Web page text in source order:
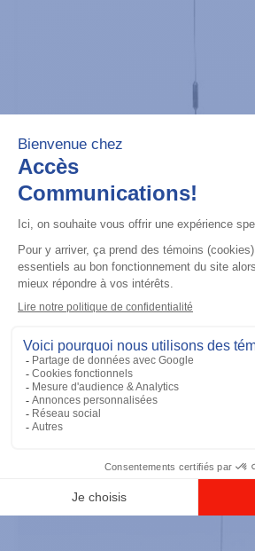
Accessoires général
UHF 3.5dB Gain
Antenna, 470-494 MHz
Ajouter à la liste